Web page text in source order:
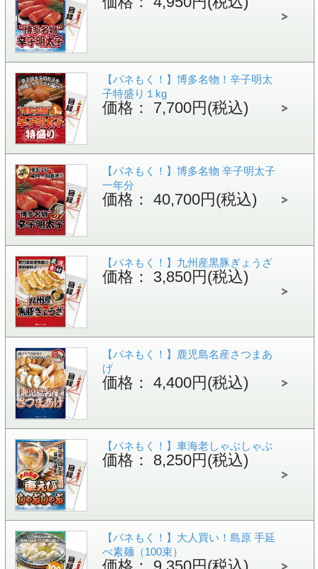
【パネもく！】博多名物！辛子明太
子特盛り１kg
価格： 7,700円(税込)
【パネもく！】博多名物 辛子明太子
一年分
価格： 40,700円(税込)
【パネもく！】九州産黒豚ぎょうざ
価格： 3,850円(税込)
【パネもく！】鹿児島名産さつまあ
げ
価格： 4,400円(税込)
【パネもく！】車海老しゃぶしゃぶ
価格： 8,250円(税込)
【パネもく！】大人買い！島原 手延
べ素麺（100束）